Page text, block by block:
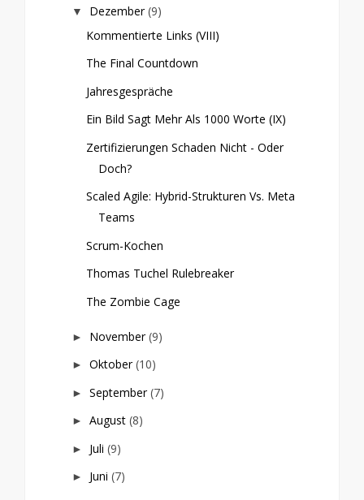
▼ Dezember(9)
Kommentierte Links (VIII)
The Final Countdown
Jahresgespräche
Ein Bild Sagt Mehr Als 1000 Worte (IX)
Zertifizierungen Schaden Nicht - Oder
Doch?
Scaled Agile: Hybrid-Strukturen Vs. Meta
Teams
Scrum-Kochen
Thomas Tuchel Rulebreaker
The Zombie Cage
► November(9)
► Oktober(10)
► September(7)
► August (8)
► Juli (9)
► Juni (7)